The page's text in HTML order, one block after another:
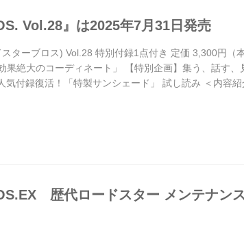
Vol.28』は2025年7月31日発売
ターブロス) Vol.28 特別付録1点付き 定価 3,300円（
果絶大のコーディネート」 【特別企画】集う、話す
気付録復活！「特製サンシェード」 試し読み ＜内容
を重視した内容で、読むだけで...
歴代ロードスター メンテナン